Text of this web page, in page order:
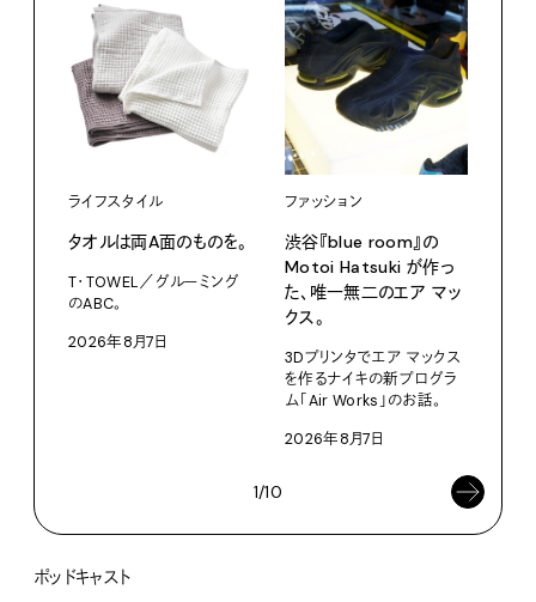
ライフスタイル
タオルは両A面のものを。
T・TOWEL／グルーミング
のABC。
2026年8月7日
ファッション
渋⾕『blue room』の
Motoi Hatsuki が作っ
た、唯⼀無⼆のエア マッ
クス。
3Dプリンタでエア マックス
を作るナイキの新プログラ
ム「Air Works」のお話。
2026年8月7日
1/10
ポッドキャスト